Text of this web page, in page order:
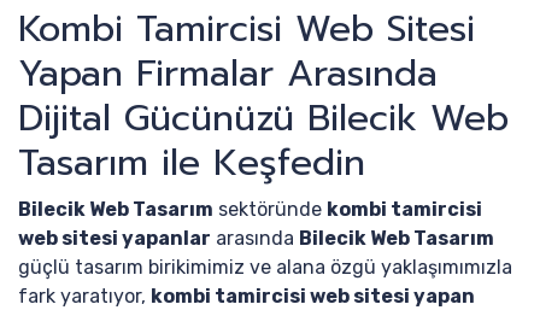
Kombi Tamircisi Web Sitesi
Yapan Firmalar Arasında
Dijital Gücünüzü Bilecik Web
Tasarım ile Keşfedin
Bilecik Web Tasarım sektöründe kombi tamircisi
web sitesi yapanlar arasında Bilecik Web Tasarım
güçlü tasarım birikimimiz ve alana özgü yaklaşımımızla
fark yaratıyor, kombi tamircisi web sitesi yapan